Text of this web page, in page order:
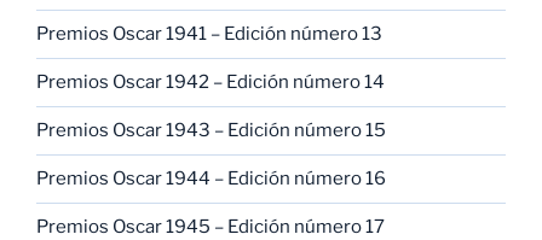
Premios Oscar 1941 – Edición número 13
Premios Oscar 1942 – Edición número 14
Premios Oscar 1943 – Edición número 15
Premios Oscar 1944 – Edición número 16
Premios Oscar 1945 – Edición número 17